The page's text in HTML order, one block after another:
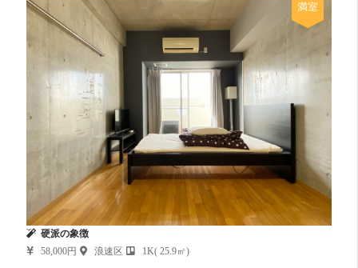
満室
硬派の象徴
58,000円
浪速区 1K( 25.9㎡)